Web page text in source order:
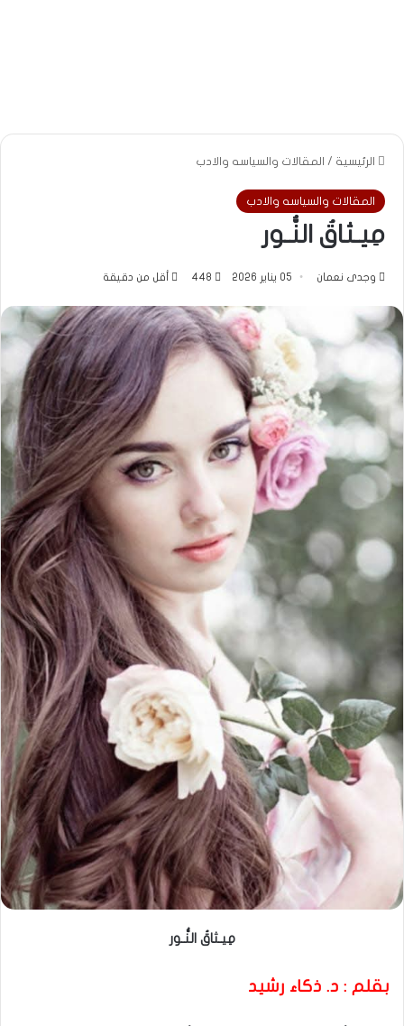
الرئيسية / المقالات والسياسه والادب
المقالات والسياسه والادب
مِيـثاقُ النُّـور
وجدى نعمان 05 يناير 2026 448 أقل من دقيقة
مِيـثاقُ النُّـور
بقلم : د. ذكاء رشيد